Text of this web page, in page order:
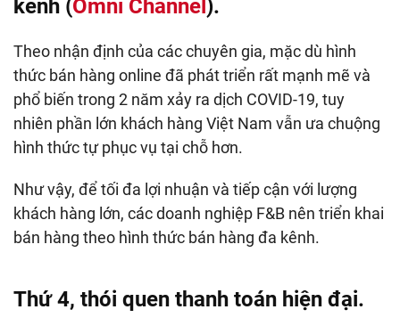
kênh (Omni Channel ).
Theo nhận định của các chuyên gia, mặc dù hình
thức bán hàng online đã phát triển rất mạnh mẽ và
phổ biến trong 2 năm xảy ra dịch COVID-19, tuy
nhiên phần lớn khách hàng Việt Nam vẫn ưa chuộng
hình thức tự phục vụ tại chỗ hơn.
Như vậy, để tối đa lợi nhuận và tiếp cận với lượng
khách hàng lớn, các doanh nghiệp F&B nên triển khai
bán hàng theo hình thức bán hàng đa kênh.
Thứ 4, thói quen thanh toán hiện đại.